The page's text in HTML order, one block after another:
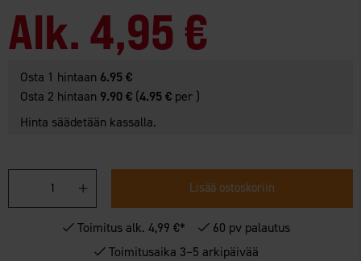
Alk. 4,95 €
Osta 1 hintaan 6.95 €
Osta 2 hintaan 9.90 € (4.95 € per )
Hinta säädetään kassalla.
Lisää ostoskoriin
Toimitus alk. 4,99 €*
60 pv palautus
Toimitusaika 3–5 arkipäivää